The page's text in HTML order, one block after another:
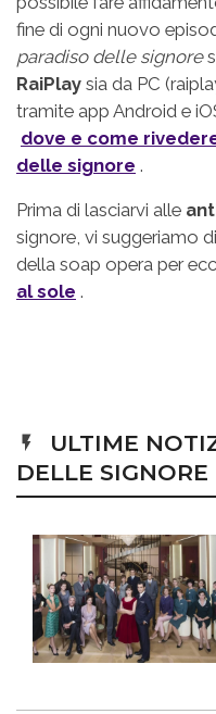
fine di ogni nuovo
paradiso delle signore
RaiPlay sia da PC
tramite app Android e
dove e come
delle signore .
Prima di lasciarvi alle
signore, vi suggeriamo
della soap opera per
al sole .
ULTIME
DELLE SIGNORE